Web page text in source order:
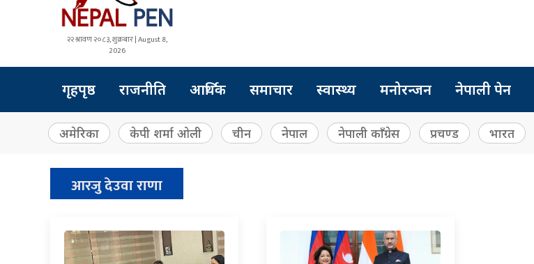
२२ श्रावण २०८३, शुक्रबार | August 8,
2026
गृहपृष्ठ राजनीति आर्थिक समाचार स्वास्थ्य मनोरन्जन नेपाली पेन
अमेरिका केपी शर्मा ओली चीन नेपाल नेपाली काँग्रेस प्रचण्ड भारत
आरजु देउवा राणा